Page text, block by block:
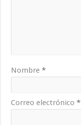
Nombre*
Correo electrónico*